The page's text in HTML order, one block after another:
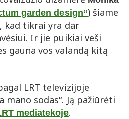
garden design”) šiame
kad tikrai yra dar
Ir jie puikiai veši
gauna vos valandą kitą
LRT televizijoje
mano sodas“. Ją pažiūrėti
mediatekoje.